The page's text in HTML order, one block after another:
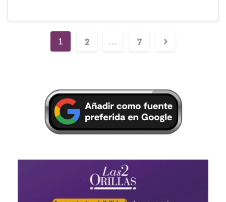
1 2 … 7